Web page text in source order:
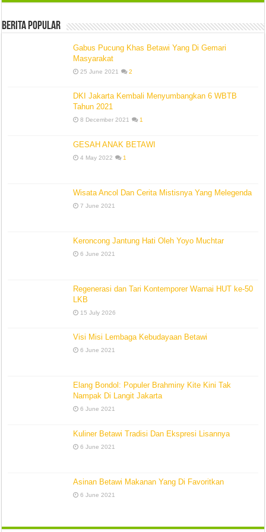
Berita Popular
Gabus Pucung Khas Betawi Yang Di Gemari
Masyarakat
25 June 2021 2
DKI Jakarta Kembali Menyumbangkan 6 WBTB
Tahun 2021
8 December 2021 1
GESAH ANAK BETAWI
4 May 2022 1
Wisata Ancol Dan Cerita Mistisnya Yang Melegenda
7 June 2021
Keroncong Jantung Hati Oleh Yoyo Muchtar
6 June 2021
Regenerasi dan Tari Kontemporer Warnai HUT ke-50
LKB
15 July 2026
Visi Misi Lembaga Kebudayaan Betawi
6 June 2021
Elang Bondol: Populer Brahminy Kite Kini Tak
Nampak Di Langit Jakarta
6 June 2021
Kuliner Betawi Tradisi Dan Ekspresi Lisannya
6 June 2021
Asinan Betawi Makanan Yang Di Favoritkan
6 June 2021